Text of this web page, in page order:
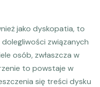
jako dyskopatia, to
związanych
osób, zwłaszcza w
to powstaje w
się treści dysku